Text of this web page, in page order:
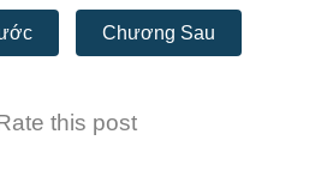
Chương Sau
this post